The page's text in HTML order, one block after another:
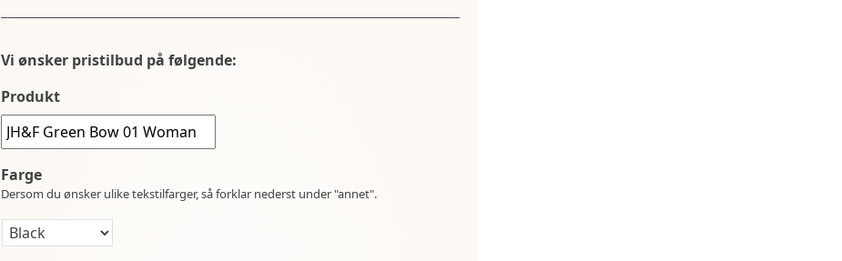
Vi ønsker pristilbud på følgende:
Produkt
Farge
Dersom du ønsker ulike tekstilfarger, så forklar nederst under "annet".